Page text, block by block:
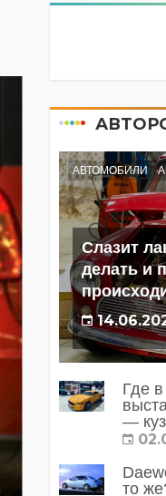
АВТОМОБИЛИ
Слазит
делать и
Где
—
то